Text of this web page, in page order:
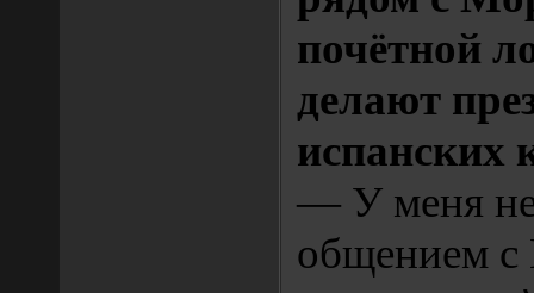
почётной
делают
испанских
— У меня
общением с